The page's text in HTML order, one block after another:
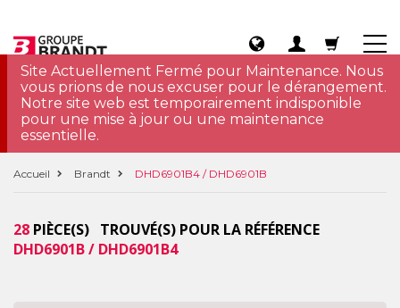
Site Actuellement Fermé pour Maintenance. Nous
vous prions de nous excuser pour le dérangement.
Notre site web est temporairement indisponible
pour une mise à jour ou une maintenance
essentielle.
Accueil Brandt DHD6901B4 / DHD6901B
28 PIÈCE(S) TROUVÉ(S) POUR LA RÉFÉRENCE
DHD6901B / DHD6901B4